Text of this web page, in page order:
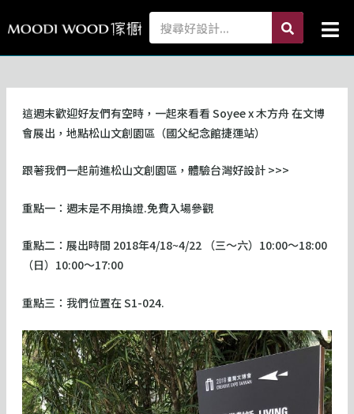
至
內
Search search
這週末歡迎好友們有空時，一起來看看 Soyee x 木方舟 在文博
會展出，地點松山文創園區（國父紀念館捷運站）
跟著我們一起前進松山文創園區，體驗台灣好設計 >>>
重點一：週末是不用換證.免費入場參觀
重點二：展出時間 2018年4/18~4/22 （三～六）10:00～18:00
（日）10:00～17:00
重點三：我們位置在 S1-024.